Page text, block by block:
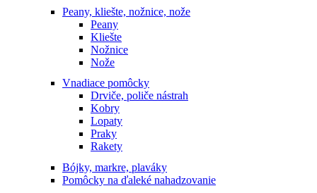
Peany, kliešte, nožnice, nože
Peany
Kliešte
Nožnice
Nože
Vnadiace pomôcky
Drviče, poliče nástrah
Kobry
Lopaty
Praky
Rakety
Bójky, markre, plaváky
Pomôcky na ďaleké nahadzovanie